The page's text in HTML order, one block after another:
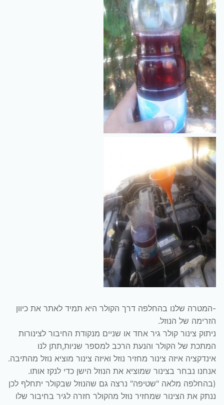
-המטרה שלנו בהחלפה דרך הקולר היא תמיד לאתר את כיוון
הזרימה של הנוזל.
ניתוק צינור קולר גיר אחד או שניים מנקודת החיבור לצינורות
המתכת של הקולר והנעת הרכב למספר שניות,תתן לנו
אינדקציה איזה צינור מחזיר נוזל ואיזה צינור מוציא נוזל מהתיבה.
אנחנו נבחר בצינור שמוציא את הנוזל הישן כדי לנקז אותו.
(בהחלפה מלאה "שטיפה" נרצה גם שהנוזל שבקולר יתחלף לכן
ננתק את הצינור שמחזיר נוזל מהקולר חזרה לגיר בחיבור שלו